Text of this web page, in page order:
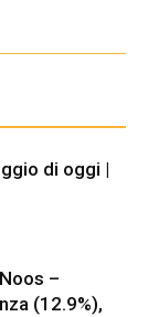
di oggi |
–
(12.9%),